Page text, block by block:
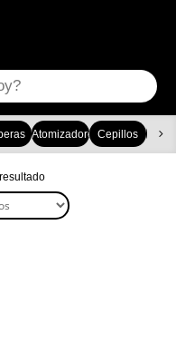
AtomizadoresCepillos